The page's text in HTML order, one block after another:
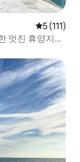
평점 5점(5
5 (111)
멋진 휴양지